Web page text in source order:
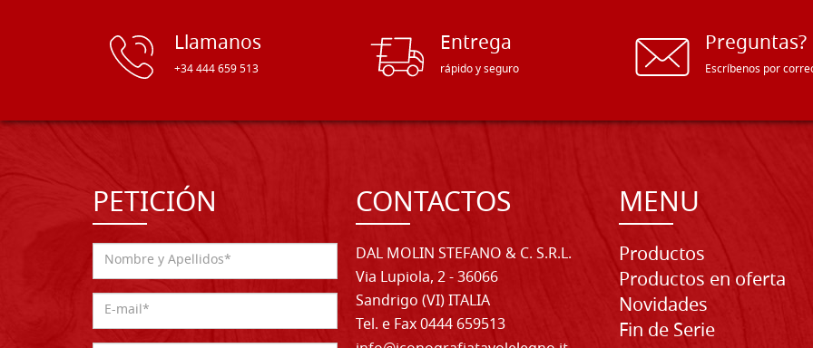
Llamanos
+34 444 659 513
Entrega
rápido y seguro
Preguntas?
Escríbenos por
PETICIÓN CONTACTOS
DAL MOLIN STEFANO & C. S.R.L.
Via Lupiola, 2 - 36066
Sandrigo (VI) ITALIA
Tel. e Fax 0444 659513
MENU
Productos
Productos en oferta
Novidades
Fin de Serie